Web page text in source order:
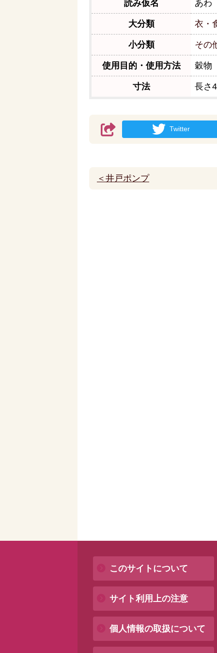
読み仮名 あわ
大分類 衣・
小分類 その
使用目的・使用方法 穀物
寸法 長さ
Twitter
＜井戸ポンプ
このサイトについて
サイト利用上の注意
個人情報の取扱について